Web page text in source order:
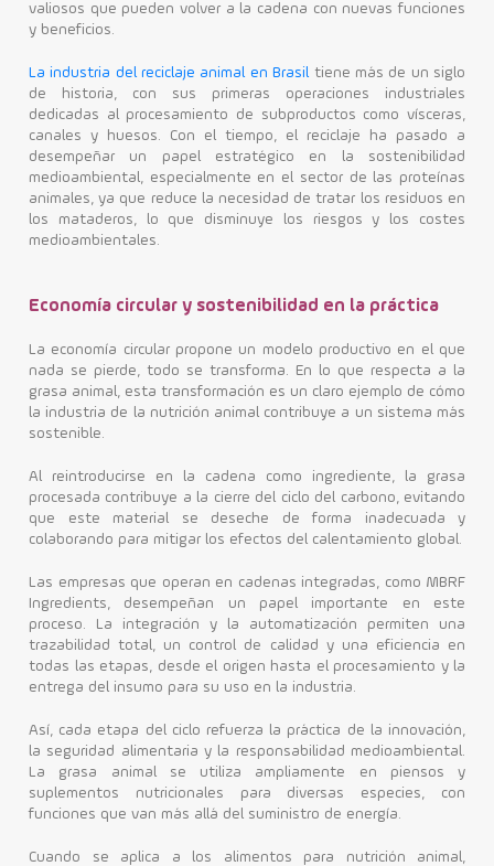
valiosos que pueden volver a la cadena con nuevas funciones
y beneficios.
La industria del reciclaje animal en Brasiltiene más de un siglo
de historia, con sus primeras operaciones industriales
dedicadas al procesamiento de subproductos como vísceras,
canales y huesos. Con el tiempo, el reciclaje ha pasado a
desempeñar un papel estratégico en la sostenibilidad
medioambiental, especialmente en el sector de las proteínas
animales, ya que reduce la necesidad de tratar los residuos en
los mataderos, lo que disminuye los riesgos y los costes
medioambientales.
Economía circular y sostenibilidad en la práctica
La economía circular propone un modelo productivo en el que
nada se pierde, todo se transforma. En lo que respecta a la
grasa animal, esta transformación es un claro ejemplo de cómo
la industria de la nutrición animal contribuye a un sistema más
sostenible.
Al reintroducirse en la cadena como ingrediente, la grasa
procesada contribuye a la cierre del ciclo del carbono, evitando
que este material se deseche de forma inadecuada y
colaborando para mitigar los efectos del calentamiento global.
Las empresas que operan en cadenas integradas, como MBRF
Ingredients, desempeñan un papel importante en este
proceso. La integración y la automatización permiten una
trazabilidad total, un control de calidad y una eficiencia en
todas las etapas, desde el origen hasta el procesamiento y la
entrega del insumo para su uso en la industria.
Así, cada etapa del ciclo refuerza la práctica de la innovación,
la seguridad alimentaria y la responsabilidad medioambiental.
La grasa animal se utiliza ampliamente en piensos y
suplementos nutricionales para diversas especies, con
funciones que van más allá del suministro de energía.
Cuando se aplica a los alimentos para nutrición animal,